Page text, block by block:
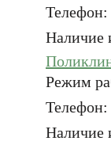
Телефон:
Наличие
Режим
Телефон:
Наличие